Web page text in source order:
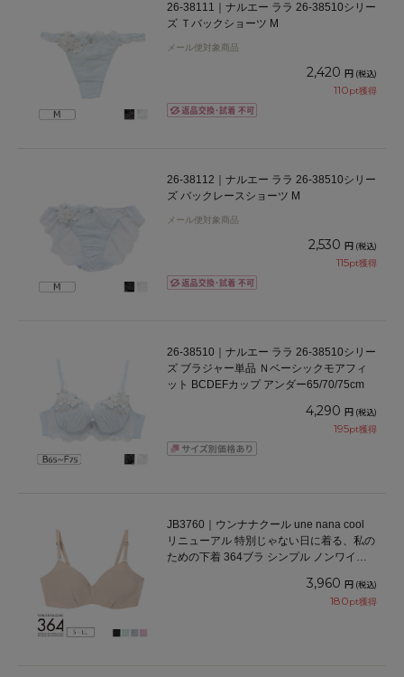
26-38111｜ナルエー ララ 26-38510シリー
ズ Ｔバックショーツ M
メール便対象商品
2,420 円 (税込)
110pt獲得
26-38112｜ナルエー ララ 26-38510シリー
ズ バックレースショーツ M
メール便対象商品
2,530 円 (税込)
115pt獲得
26-38510｜ナルエー ララ 26-38510シリー
ズ ブラジャー単品 Ｎベーシックモアフィ
ット BCDEFカップ アンダー65/70/75cm
4,290 円 (税込)
195pt獲得
JB3760｜ウンナナクール une nana cool
リニューアル 特別じゃない日に着る、私の
ための下着 364ブラ シンプル ノンワイヤ
3,960 円 (税込)
180pt獲得